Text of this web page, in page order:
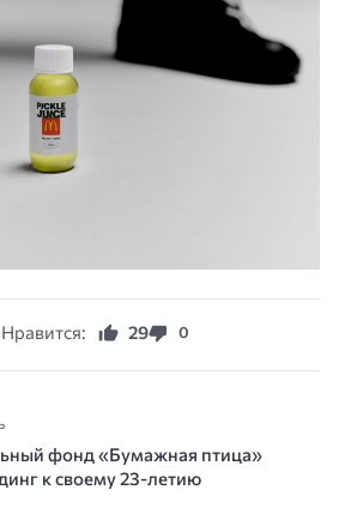
Нравится: 29 0
фонд «Бумажная птица»
к своему 23-летию